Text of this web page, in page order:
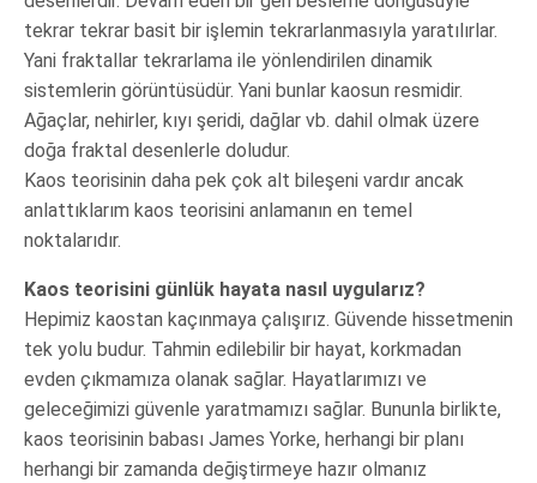
tekrar tekrar basit bir işlemin tekrarlanmasıyla yaratılırlar.
Yani fraktallar tekrarlama ile yönlendirilen dinamik
sistemlerin görüntüsüdür. Yani bunlar kaosun resmidir.
Ağaçlar, nehirler, kıyı şeridi, dağlar vb. dahil olmak üzere
doğa fraktal desenlerle doludur.
Kaos teorisinin daha pek çok alt bileşeni vardır ancak
anlattıklarım kaos teorisini anlamanın en temel
noktalarıdır.
Kaos teorisini günlük hayata nasıl uygularız?
Hepimiz kaostan kaçınmaya çalışırız. Güvende hissetmenin
tek yolu budur. Tahmin edilebilir bir hayat, korkmadan
evden çıkmamıza olanak sağlar. Hayatlarımızı ve
geleceğimizi güvenle yaratmamızı sağlar. Bununla birlikte,
kaos teorisinin babası James Yorke, herhangi bir planı
herhangi bir zamanda değiştirmeye hazır olmanız